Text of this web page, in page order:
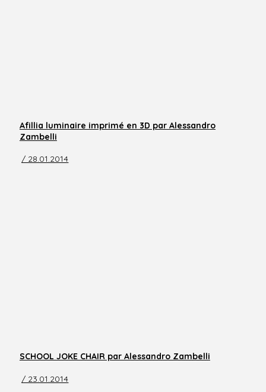
Afillia luminaire imprimé en 3D par Alessandro
Zambelli
/ 28.01.2014
SCHOOL JOKE CHAIR par Alessandro Zambelli
/ 23.01.2014